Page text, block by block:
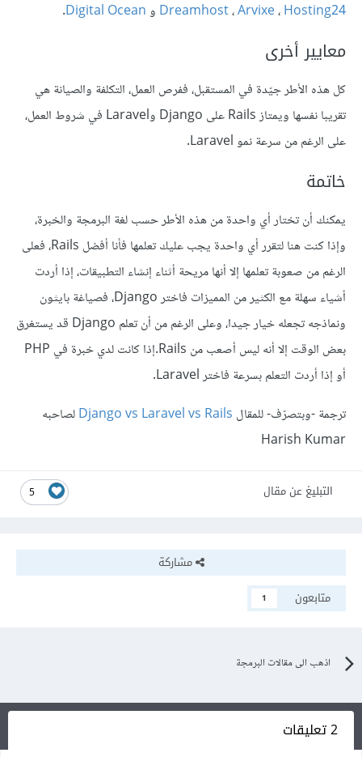
Dreamhost،Arvixe،Hosting24 وDigital Ocean
.
معايير أخرى
كل هذه الأطر جيّدة في المستقبل، ففرص العمل، التكلفة والصيانة هي
تقريبا نفسها ويمتاز Rails على Django وLaravel في شروط العمل،
على الرغم من سرعة نمو Laravel.
خاتمة
يمكنك أن تختار أي واحدة من هذه الأطر حسب لغة البرمجة والخبرة،
وإذا كنت هنا لتقرر أي واحدة يجب عليك تعلمها فأنا أفضل Rails، فعلى
الرغم من صعوبة تعلمها إلا أنها مريحة أثناء إنشاء التطبيقات، إذا أردت
أشياء سهلة مع الكثير من المميزات فاختر Django، فصياغة بايثون
ونماذجه تجعله خيار جيدا، وعلى الرغم من أن تعلم Django قد يستغرق
بعض الوقت إلا أنه ليس أصعب من Rails.إذا كانت لدي خبرة في PHP
أو إذا أردت التعلم بسرعة فاختر Laravel.
ترجمة -وبتصرّف- للمقال Django vs Laravel vs Railsلصاحبه
Harish Kumar
5 التبليغ عن مقال
مشاركة
متابعون
1
اذهب الى مقالات البرمجة
2 تعليقات